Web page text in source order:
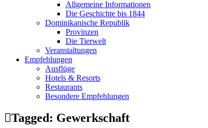
Allgemeine Informationen
Die Geschichte bis 1844
Dominikanische Republik
Provinzen
Die Tierwelt
Veranstaltungen
Empfehlungen
Ausflüge
Hotels & Resorts
Restaurants
Besondere Empfehlungen
Tagged: Gewerkschaft